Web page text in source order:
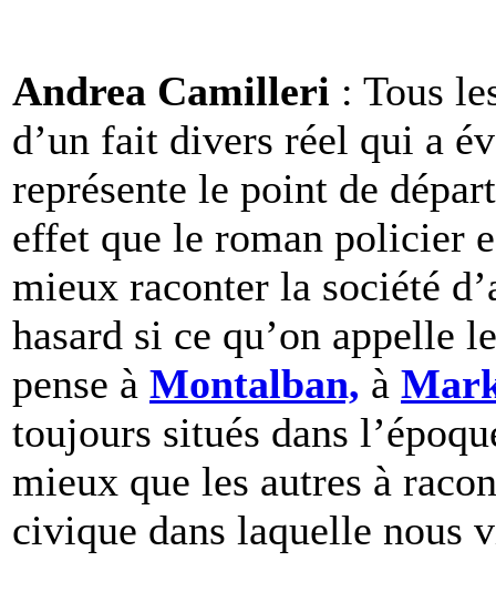
Andrea Camilleri : Tous
d’un fait divers réel qui a
représente le point de
effet que le roman policier
mieux raconter la société
hasard si ce qu’on appelle
pense à Montalban, à
toujours situés dans
mieux que les autres à
civique dans laquelle nous